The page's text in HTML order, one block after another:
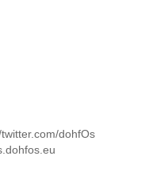
dohfOs